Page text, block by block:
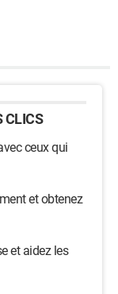
CLICS
ceux qui
et obtenez
et aidez les